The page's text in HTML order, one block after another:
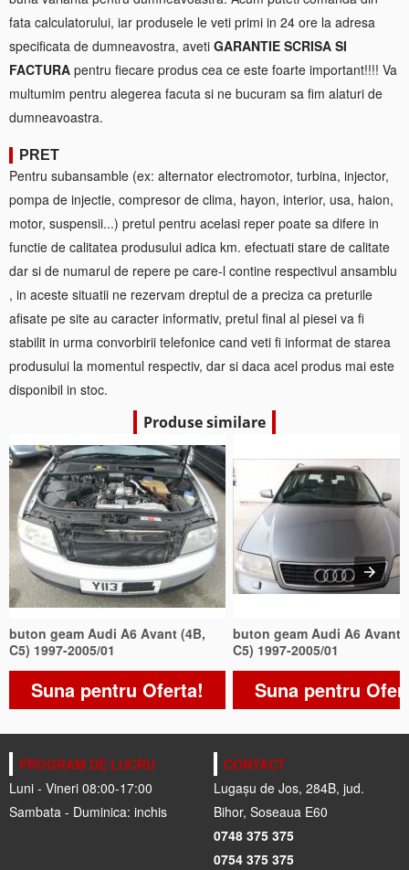
fata calculatorului, iar produsele le veti primi in 24 ore la adresa
specificata de dumneavostra, aveti GARANTIE SCRISA SI
FACTURA pentru fiecare produs cea ce este foarte important!!!! Va
multumim pentru alegerea facuta si ne bucuram sa fim alaturi de
dumneavoastra.
PRET
Pentru subansamble (ex: alternator electromotor, turbina, injector,
pompa de injectie, compresor de clima, hayon, interior, usa, haion,
motor, suspensii...) pretul pentru acelasi reper poate sa difere in
functie de calitatea produsului adica km. efectuati stare de calitate
dar si de numarul de repere pe care-l contine respectivul ansamblu
, in aceste situatii ne rezervam dreptul de a preciza ca preturile
afisate pe site au caracter informativ, pretul final al piesei va fi
stabilit in urma convorbirii telefonice cand veti fi informat de starea
produsului la momentul respectiv, dar si daca acel produs mai este
disponibil in stoc.
Produse similare
buton geam Audi A6 Avant (4B,
C5) 1997-2005/01
Suna pentru Oferta!
buton geam Audi A6 Avant
C5) 1997-2005/01
Suna pentru
PROGRAM DE LUCRU
Luni - Vineri 08:00-17:00
Sambata - Duminica: inchis
CONTACT
Lugașu de Jos, 284B, jud.
Bihor, Soseaua E60
0748 375 375
0754 375 375